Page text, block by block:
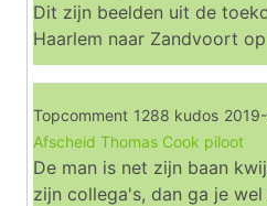
Dit zijn beelden uit de
Haarlem naar Zandvoort
Topcomment 1288 kudos
Afscheid Thomas Cook piloot
De man is net zijn baan
zijn collega's, dan ga je wel